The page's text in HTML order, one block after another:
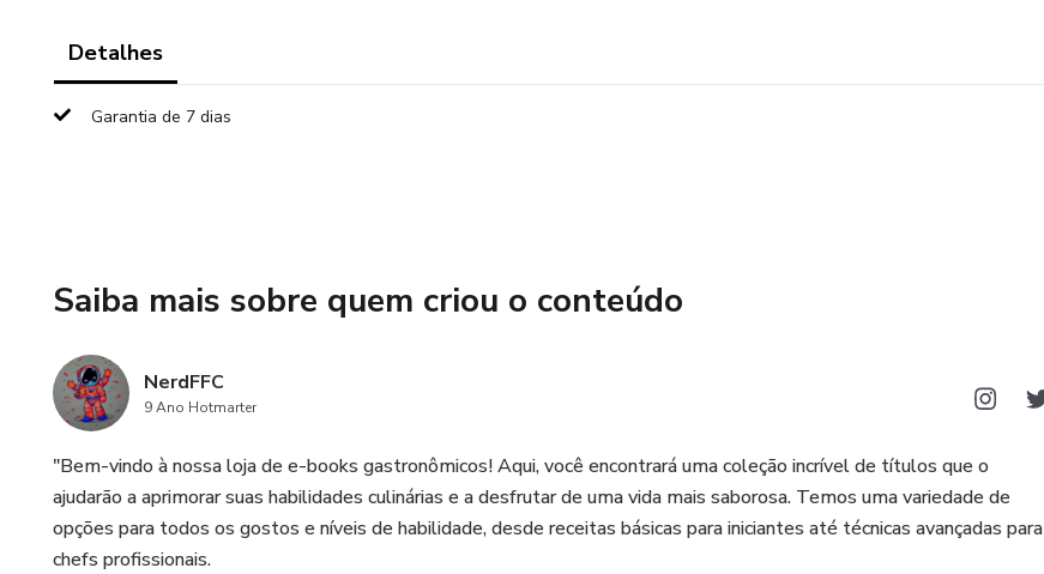
Detalhes
Garantia de 7 dias
Saiba mais sobre quem criou o conteúdo
NerdFFC
9 Ano Hotmarter
"Bem-vindo à nossa loja de e-books gastronômicos! Aqui, você encontrará uma coleção incrível de títulos que o
ajudarão a aprimorar suas habilidades culinárias e a desfrutar de uma vida mais saborosa. Temos uma variedade de
opções para todos os gostos e níveis de habilidade, desde receitas básicas para iniciantes até técnicas avançadas para
chefs profissionais.